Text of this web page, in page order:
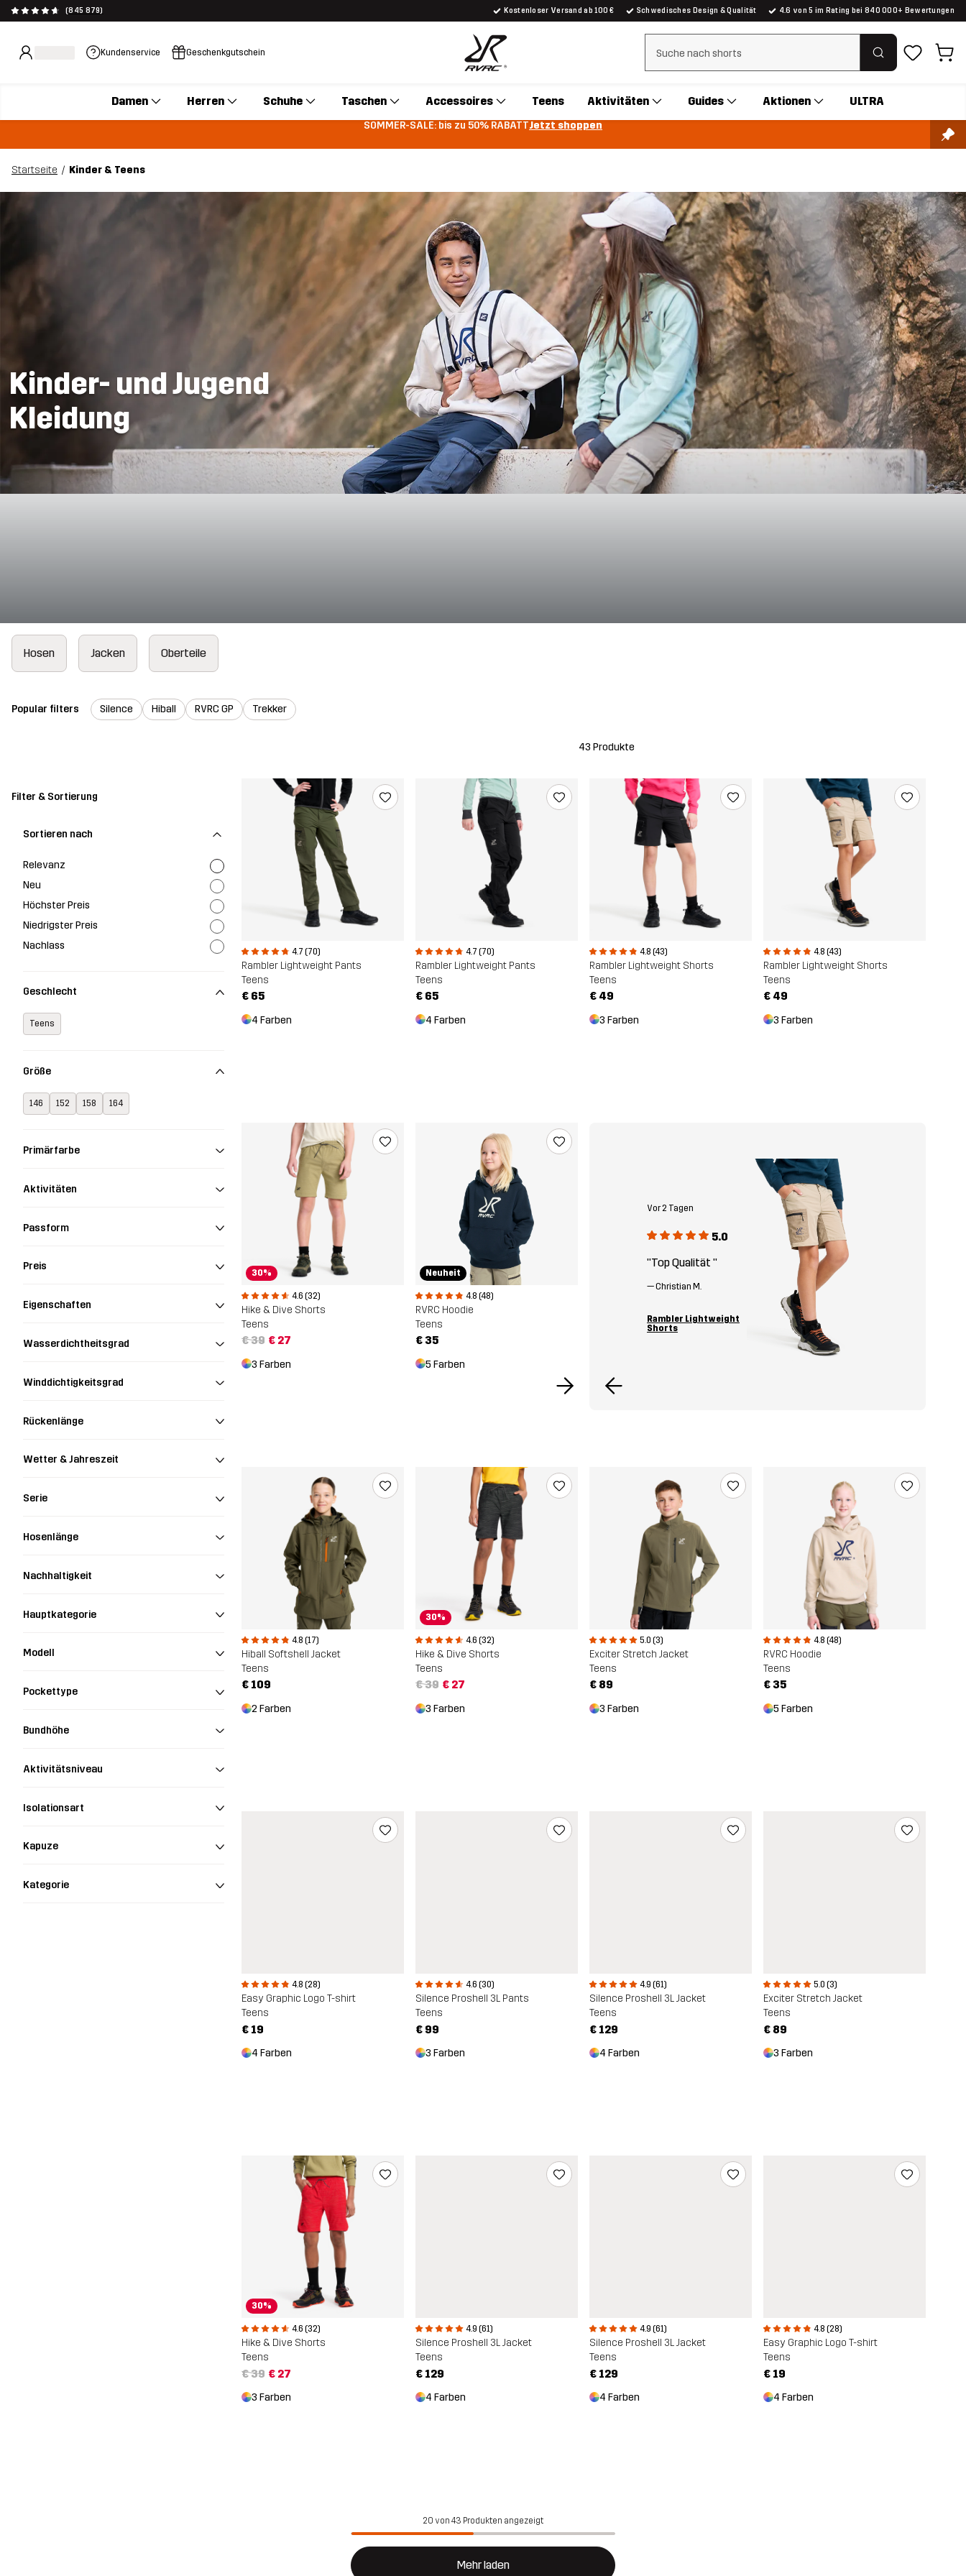
(845 879) Kostenloser Versand ab 100 € Schwedisches Design & Qualität 4.6 von 5 im Rating bei 840 000+ Bewertungen
Kundenservice Geschenkgutschein Suchfilter löschen
Damen Herren Schuhe Taschen Accessoires Teens Aktivitäten Guides Aktionen ULTRA
SOMMER-SALE: bis zu 50% RABATTJetzt shoppen
Startseite Kinder & Teens
Kinder- und Jugend
Kleidung
Hosen Jacken Oberteile
Popular filters Silence Hiball RVRC GP Trekker
43 Produkte
Filter & Sortierung
Sortieren nach
Relevanz
Neu
Höchster Preis
Niedrigster Preis
Nachlass
Geschlecht
Teens
Größe
146 152 158 164
Primärfarbe
Aktivitäten
Passform
Preis
Eigenschaften
Wasserdichtheitsgrad
Winddichtigkeitsgrad
Rückenlänge
Wetter & Jahreszeit
Serie
Hosenlänge
Nachhaltigkeit
Hauptkategorie
Modell
Pockettype
Bundhöhe
Aktivitätsniveau
Isolationsart
Kapuze
Kategorie
4.7 (70)
Rambler Lightweight Pants
Teens
€ 65
4 Farben
4.7 (70)
Rambler Lightweight Pants
Teens
€ 65
4 Farben
4.8 (43)
Rambler Lightweight Shorts
Teens
€ 49
3 Farben
4.8 (43)
Rambler Lightweight Shorts
Teens
€ 49
3 Farben
30%
4.6 (32)
Hike & Dive Shorts
Teens
€ 39 € 27
3 Farben
Neuheit
4.8 (48)
RVRC Hoodie
Teens
€ 35
5 Farben
Vor 2 Tagen
5.0
"Top Qualität "
—Christian M.
Rambler Lightweight
Shorts
4.8 (17)
Hiball Softshell Jacket
Teens
€ 109
2 Farben
30%
4.6 (32)
Hike & Dive Shorts
Teens
€ 39 € 27
3 Farben
5.0 (3)
Exciter Stretch Jacket
Teens
€ 89
3 Farben
4.8 (48)
RVRC Hoodie
Teens
€ 35
5 Farben
4.8 (28)
Easy Graphic Logo T-shirt
Teens
€ 19
4 Farben
4.6 (30)
Silence Proshell 3L Pants
Teens
€ 99
3 Farben
4.9 (61)
Silence Proshell 3L Jacket
Teens
€ 129
4 Farben
5.0 (3)
Exciter Stretch Jacket
Teens
€ 89
3 Farben
30%
4.6 (32)
Hike & Dive Shorts
Teens
€ 39 € 27
3 Farben
4.9 (61)
Silence Proshell 3L Jacket
Teens
€ 129
4 Farben
4.9 (61)
Silence Proshell 3L Jacket
Teens
€ 129
4 Farben
4.8 (28)
Easy Graphic Logo T-shirt
Teens
€ 19
4 Farben
20 von 43 Produkten angezeigt
Mehr laden